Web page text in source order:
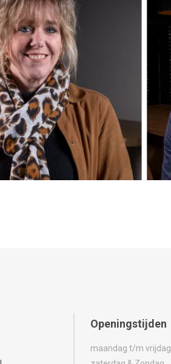
Openingstijden
maandag t/m vrijdag